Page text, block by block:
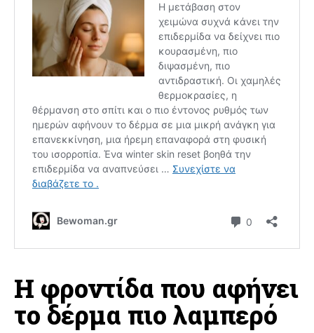
Η φροντίδα που αφήνει
το δέρμα πιο λαμπερό